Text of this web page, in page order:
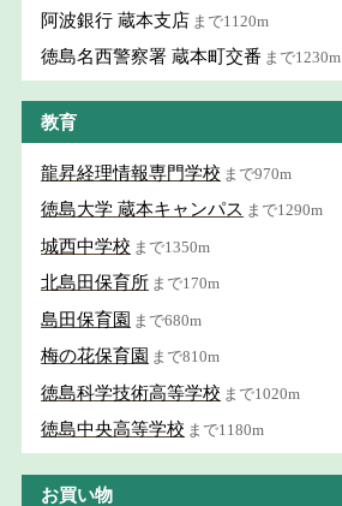
阿波銀行 蔵本支店 まで1120m
徳島名西警察署 蔵本町交番 まで1230m
教育
龍昇経理情報専門学校 まで970m
徳島大学 蔵本キャンパス まで1290m
城西中学校 まで1350m
北島田保育所 まで170m
島田保育園 まで680m
梅の花保育園 まで810m
徳島科学技術高等学校 まで1020m
徳島中央高等学校 まで1180m
お買い物